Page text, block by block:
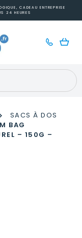
CADEAU ENTREPRISE
24 HEURES
SACS À DOS
BAG
– 150G –